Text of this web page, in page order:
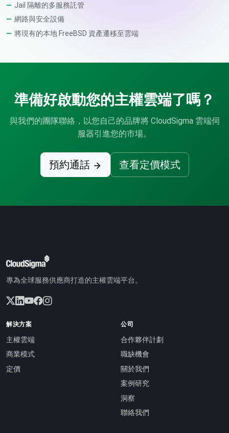
Jail 隔離的多服務託管
網路與安全設備
將現有的本地 FreeBSD 資產遷移至雲端
準備好啟動您的主權雲端了嗎？
與我們的團隊聯絡，以您自己的品牌將 CloudSigma 雲端伺
服器引進您的市場。
預約通話 查看定價模式
專為全球服務供應商打造的主權雲端平台。
解決方案
主權雲端
商業模式
定價
公司
合作夥伴計劃
職缺機會
關於我們
案例研究
洞察
聯絡我們